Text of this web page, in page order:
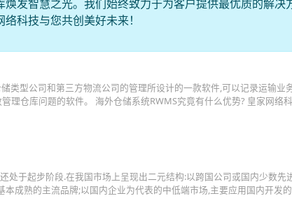
发智慧之光。我们始终致力于为客户提供最优质的解决
科技与您共创美好未来！
类型公司和第三方物流公司的管理所设计的一款软件,可以记录运输业
理仓库问题的软件。 海外仓储系统RWMS究竟有什么优势? 皇家网络
于起步阶段.在我国市场上呈现出二元结构:以跨国公司或国内少数先
成熟的主流品牌;以国内企业为代表的中低端市场,主要应用国内开发